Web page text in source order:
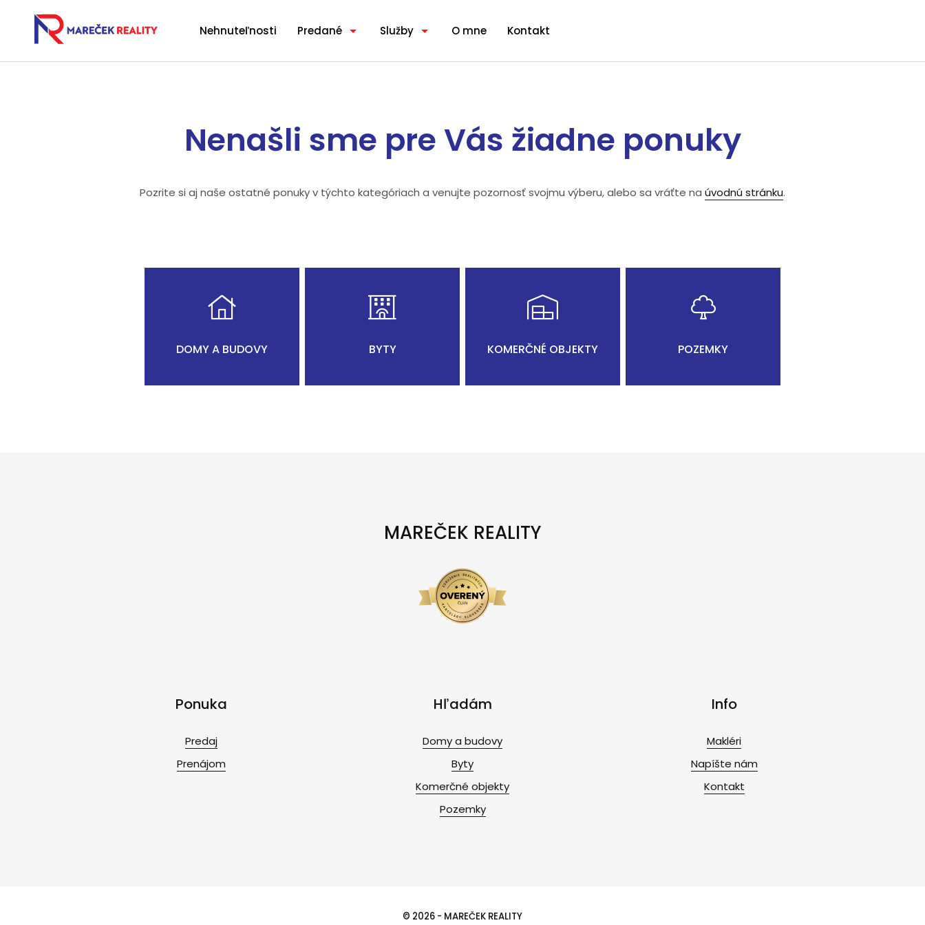
Nehnuteľnosti Predané Služby O mne Kontakt
Nenašli sme pre Vás žiadne ponuky
Pozrite si aj naše ostatné ponuky v týchto kategóriach a venujte pozornosť svojmu výberu, alebo sa vráťte na úvodnú stránku.
DOMY A BUDOVY BYTY KOMERČNÉ OBJEKTY POZEMKY
MAREČEK REALITY
Ponuka
Predaj
Prenájom
Hľadám
Domy a budovy
Byty
Komerčné objekty
Pozemky
Info
Makléri
Napíšte nám
Kontakt
© 2026 - MAREČEK REALITY